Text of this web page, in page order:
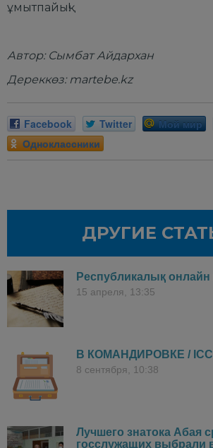
ұмытпайық!
Автор: Сымбат Айдархан
Дереккөз: martebe.kz
Facebook Twitter Мой мир
Одноклассники
ДРУГИЕ
Республикалық
15 апреля, 13:35
В КОМАНДИРОВКЕ /
8 сентября, 10:38
Лучшего знатока Абая
госслужащих выбрали